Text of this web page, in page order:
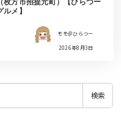
ルメ】
モモ＠ひらつー
2026年8月3日
検索